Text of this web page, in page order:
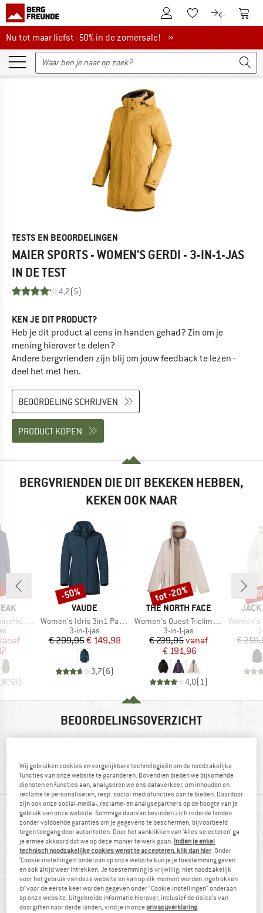
De klantenaccount
Naar deNaar de
Nu tot maar liefst -50% in de zomersale!
Nu tot maar liefst -50% in de zomersale! »
TESTS EN BEOORDELINGEN
MAIER SPORTS - WOMEN'S GERDI - 3-IN-1-JAS
IN DE TEST
4,2(5)
KEN JE DIT PRODUCT?
Heb je dit product al eens in handen gehad? Zin om je
mening hierover te delen?
Andere bergvrienden zijn blij om jouw feedback te lezen -
deel het met hen.
BEOORDELING SCHRIJVEN
PRODUCT KOPEN
BERGVRIENDEN DIE DIT BEKEKEN HEBBEN,
KEKEN OOK NAAR
prijs
(63)
MERK
VAUDE
Artikel
Women's Idris 3in1 Parka III
Productgroep
3-in-1-jas
Prijs
€ 299,95Verlaagde prijs
€ 149,98
3,7(6)
Korting
-50%
MERK
THE NORTH FACE
Artikel
Women's Quest Triclimate
Productgroep
3-in-1-jas
Prijs
€ 239,95Verlaagde prijs
vanaf
€ 191,96
4,0( 1)
Korting
tot -20%
MERK
Artikel
Women's
€
-
BEOORDELINGSOVERZICHT
4,2
(5)
80%
raden dit product aan
BEOORDELINGEN
5 sterren
(2)
4 sterren
(2)
3 sterren
(1)
2 sterren
(0)
1 ster
Wij gebruiken cookies en vergelijkbare technologieën om de noodzakelijke
functies van onze website te garanderen. Bovendien bieden we bijkomende
diensten en functies aan, analyseren we ons dataverkeer, om inhouden en
reclame te personaliseren, resp. social-mediafuncties aan te bieden. Daardoor
zijn ook onze social-media-, reclame- en analysepartners op de hoogte van je
gebruik van onze website. Sommige daarvan bevinden zich in derde landen
zonder voldoende garanties om je gegevens te beschermen, bijvoorbeeld
tegen toegang door autoriteiten. Door het aanklikken van ‘Alles selecteren’ ga
je ermee akkoord dat we op deze manier te werk gaan. Indien je enkel
technisch noodzakelijke cookies wenst te accepteren, klik dan hier. Onder
‘Cookie-instellingen’ onderaan op onze website kun je je toestemming geven
en ook altijd weer intrekken. Je toestemming is vrijwillig, niet noodzakelijk
voor het gebruik van deze website en kan op elk moment worden ingetrokken
of voor de eerste keer worden gegeven onder "Cookie-instellingen" onderaan
op onze website. Uitgebreide informatie hierover, inclusief de risico's van
doorgiften naar derde landen, vind je in onze privacyverklaring.